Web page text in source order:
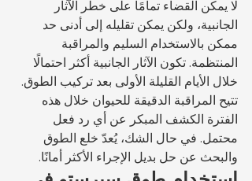
لا يمكن القضاء تمامًا على خطر الآثار
الجانبية، ولكن يمكن تقليله إلى أدنى حد
ممكن بالاستخدام السليم والمراقبة
المنتظمة. تكون الآثار الجانبية أكثر احتمالًا
خلال الأيام القليلة الأولى بعد تركيب الطوق.
تتيح المراقبة الدقيقة للحيوان خلال هذه
الفترة الكشف المبكر عن أي رد فعل
محتمل. في حال الشك، يُعدّ خلع الطوق
والبحث عن حل بديل الإجراء الأكثر أمانًا.